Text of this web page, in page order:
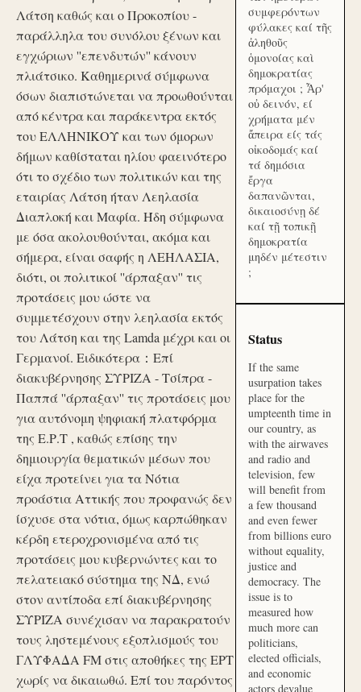
Λάτση καθώς και ο Προκοπίου -
παράλληλα του συνόλου ξένων και
εγχώριων ''επενδυτών'' κάνουν
πλιάτσικο. Καθημερινά σύμφωνα
όσων διαπιστώνεται να προωθούνται
από κέντρα και παράκεντρα εκτός
του ΕΛΛΗΝΙΚΟΥ και των όμορων
δήμων καθίσταται ηλίου φαεινότερο
ότι το σχέδιο των πολιτικών και της
εταιρίας Λάτση ήταν Λεηλασία
Διαπλοκή και Μαφία. Ήδη σύμφωνα
με όσα ακολουθούνται, ακόμα και
σήμερα, είναι σαφής η ΛΕΗΛΑΣΙΑ,
διότι, οι πολιτικοί ''άρπαξαν'' τις
προτάσεις μου ώστε να
συμμετέσχουν στην λεηλασία εκτός
του Λάτση και της Lamda μέχρι και οι
Γερμανοί. Ειδικότερα：Επί
διακυβέρνησης ΣΥΡΙΖΑ - Τσίπρα -
Παππά ''άρπαξαν'' τις προτάσεις μου
για αυτόνομη ψηφιακή πλατφόρμα
της Ε.Ρ.Τ , καθώς επίσης την
δημιουργία θεματικών μέσων που
είχα προτείνει για τα Νότια
προάστια Αττικής που προφανώς δεν
ίσχυσε στα νότια, όμως καρπώθηκαν
κέρδη ετεροχρονισμένα από τις
προτάσεις μου κυβερνώντες και το
πελατειακό σύστημα της ΝΔ, ενώ
στον αντίποδα επί διακυβέρνησης
ΣΥΡΙΖΑ συνέχισαν να παρακρατούν
τους ληστεμένους εξοπλισμούς του
ΓΛΥΦΑΔΑ FM στις αποθήκες της ΕΡΤ
χωρίς να δικαιωθώ. Επί του παρόντος
συμφερόντων
φύλακες καί τῆς
ἀληθοῦς
ὁμονοίας καὶ
δημοκρατίας
πρόμαχοι ; Ἆρ'
οὐ δεινόν, εί
χρήματα μέν
ἄπειρα είς τάς
οἰκοδομάς καί
τά δημόσια
ἔργα
δαπανῶνται,
δικαιοσύνῃ δέ
καί τῇ τοπικῇ
δημοκρατία
μηδέν μέτεστιν
;
Status
If the same
usurpation takes
place for the
umpteenth time in
our country, as
with the airwaves
and radio and
television, few
will benefit from
a few thousand
and even fewer
from billions euro
without equality,
justice and
democracy. The
issue is to
measured how
much more can
politicians,
elected officials,
and economic
actors devalue